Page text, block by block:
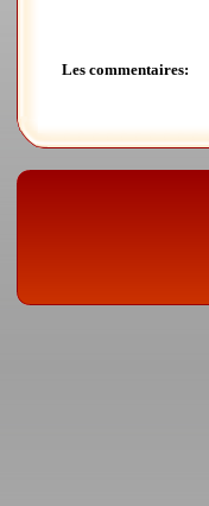
Les commentaires: